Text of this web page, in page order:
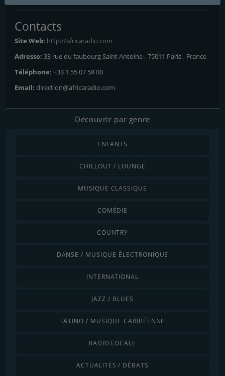
Contacts
Site Web: http://africaradio.com
Adresse: 33 rue du faubourg Saint Antoine - 75011 Paris - France
Téléphone: +33 1 55 07 58 00
Email: direction@africaradio.com
Découvrir par genre
ENFANTS
CHILLOUT / LOUNGE
MUSIQUE CLASSIQUE
COMÉDIE
COUNTRY
DANSE / MUSIQUE ÉLECTRONIQUE
INTERNATIONAL
JAZZ / BLUES
LATINO / MUSIQUE CARIBÉENNE
RADIO LOCALE
ACTUALITÉS / DÉBATS